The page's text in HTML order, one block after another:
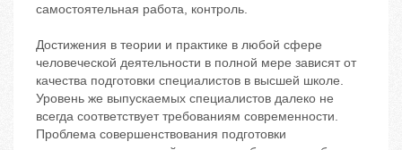
самостоятельная работа, контроль.
Достижения в теории и практике в любой сфере
человеческой деятельности в полной мере зависят от
качества подготовки специалистов в высшей школе.
Уровень же выпускаемых специалистов далеко не
всегда соответствует требованиям современности.
Проблема совершенствования подготовки